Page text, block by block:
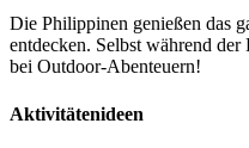
Die Philippinen genießen das
entdecken. Selbst während
bei Outdoor-Abenteuern!
Aktivitätenideen